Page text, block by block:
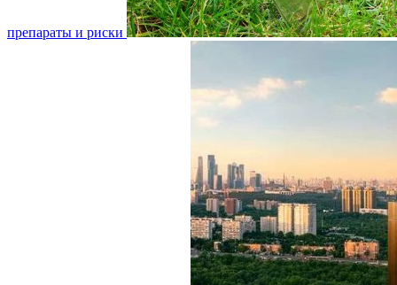
препараты и риски